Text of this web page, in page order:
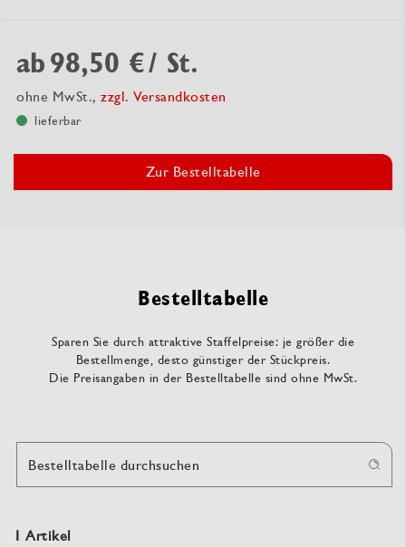
ab98,50 €/ St.
ohne MwSt., zzgl. Versandkosten
lieferbar
Zur Bestelltabelle
Bestelltabelle
Sparen Sie durch attraktive Staffelpreise: je größer die
Bestellmenge, desto günstiger der Stückpreis.
Die Preisangaben in der Bestelltabelle sind ohne MwSt.
1 Artikel
Bestelltabelle durchsuchen